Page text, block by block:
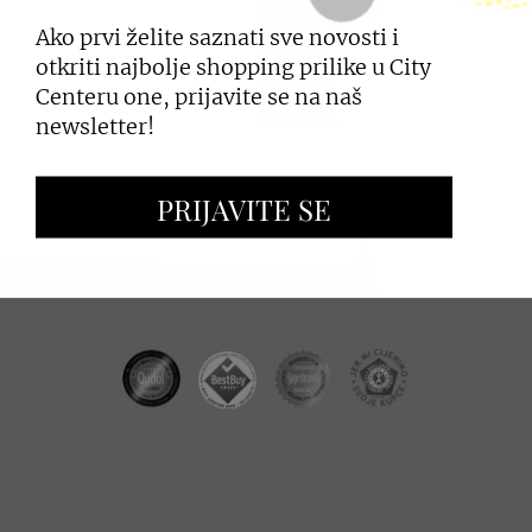
PRIJAVI SE
ZAKUP PROSTORA
OGLAŠAVANJE I PROMOCIJE
Ako prvi želite saznati sve novosti i
otkriti najbolje shopping prilike u City
Centeru one, prijavite se na naš
newsletter!
PRIJAVITE SE